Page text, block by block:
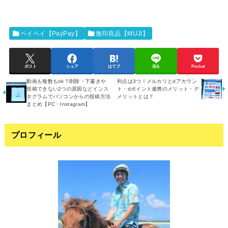
ペイペイ【PayPay】 無印良品【MUJI】
ポスト シェア はてブ 送る Pocket
動画も複数もok？削除・下書きや
投稿できない2つの原因などインス
タグラムでパソコンからの投稿方法
まとめ【PC・Instagram】
利点は3つ！メルカリとdアカウン
ト・dポイント連携のメリット・デ
メリットとは？
プロフィール